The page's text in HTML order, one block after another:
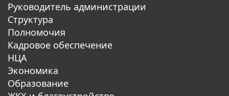
Руководитель администрации
Структура
Полномочия
Кадровое обеспечение
НЦА
Экономика
Образование